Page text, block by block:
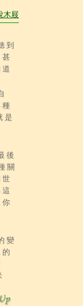
木屐
到
是
後
關
變